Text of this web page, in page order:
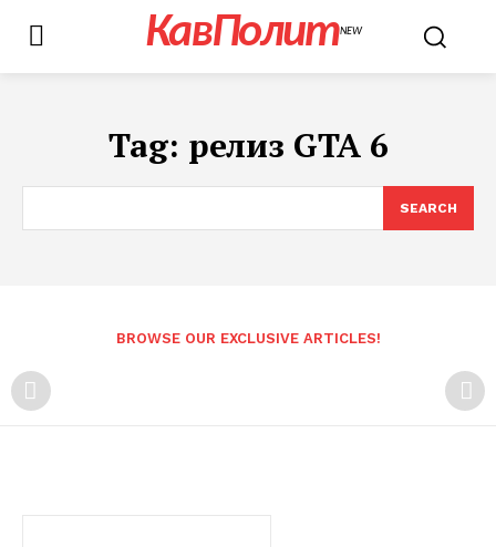
КавПолитNEW
Tag: релиз GTA 6
SEARCH
BROWSE OUR EXCLUSIVE ARTICLES!